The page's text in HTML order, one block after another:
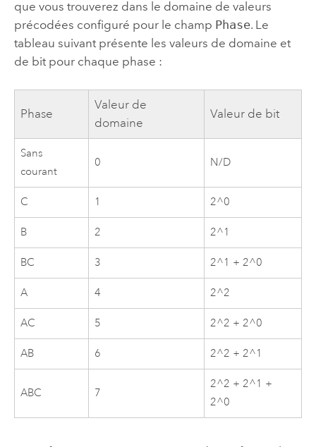
que vous trouverez dans le domaine de valeurs
précodées configuré pour le champ Phase. Le
tableau suivant présente les valeurs de domaine et
de bit pour chaque phase :
Phase
Valeur de
domaine
Valeur de bit
Sans
courant
0 N/D
C 1 2^0
B 2 2^1
BC 3 2^1 + 2^0
A 4 2^2
AC 5 2^2 + 2^0
AB 6 2^2 + 2^1
ABC 7
2^2 + 2^1 +
2^0